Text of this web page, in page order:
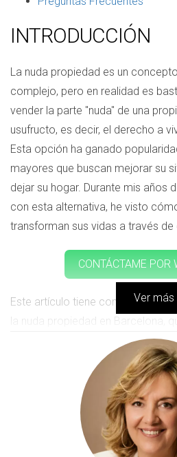
INTRODUCCIÓN
La nuda propiedad es un
complejo, pero en realidad es
vender la parte "nuda" de una
usufructo, es decir, el derecho a
Esta opción ha ganado
mayores que buscan mejorar su
dejar su hogar. Durante mis años
con esta alternativa, he visto
transforman sus vidas a través de
CONTÁCTAME POR
Este artículo tiene como objetivo
la nuda propiedad en Barcelona,
cómo puede ser la solución que
para mejorar su calidad de vida.
que ilustran este proceso y
frecuentes que pueden surgir al
CASO DE
Ver más